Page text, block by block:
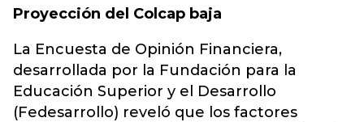
Proyección del Colcap baja
La Encuesta de Opinión Financiera,
desarrollada por la Fundación para la
Educación Superior y el Desarrollo
(Fedesarrollo) reveló que los factores